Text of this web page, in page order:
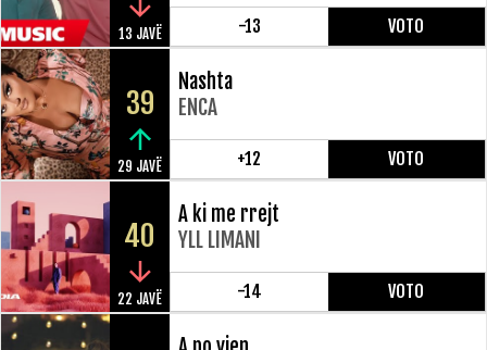
13 JAVË -13 VOTO
39
29 JAVË
Nashta
ENCA
+12 VOTO
40
22 JAVË
A ki me rrejt
YLL LIMANI
-14 VOTO